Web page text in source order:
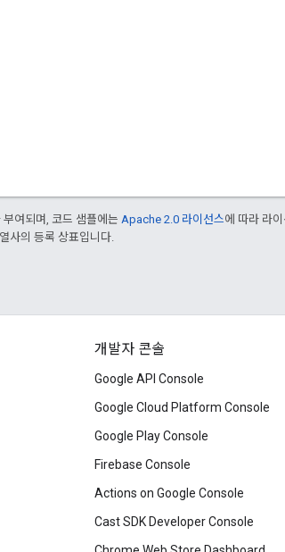
여되며, 코드 샘플에는 Apache 2.0 라이선스에 따라 라
사의 등록 상표입니다.
개발자 콘솔
Google API Console
Google Cloud Platform Console
Google Play Console
Firebase Console
Actions on Google Console
Cast SDK Developer Console